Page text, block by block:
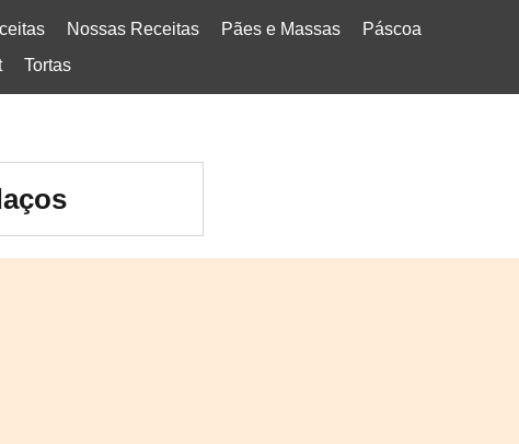
Nossas Receitas Pães e Massas
Páscoa
Tortas